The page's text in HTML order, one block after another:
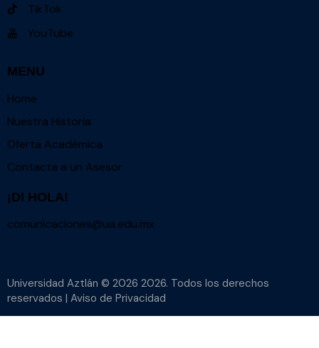
TikTok
YouTube
MENU
Home
Nuestra Historia
Oferta Académica
Contacta a un Asesor
¡DI HOLA!
comunicaciones@ua.edu.mx
Universidad Aztlán © 2026 2026. Todos los derechos
reservados | Aviso de Privacidad